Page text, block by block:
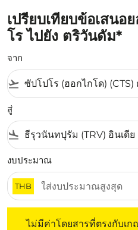
เปรียบเทียบข้อเสนอ
โร ไปยัง ตริวันดัม*
จาก
flight_takeoff
สู่
flight_land
งบประมาณ
THB
ไม่มีค่าโดยสารที่ตรงกับเ